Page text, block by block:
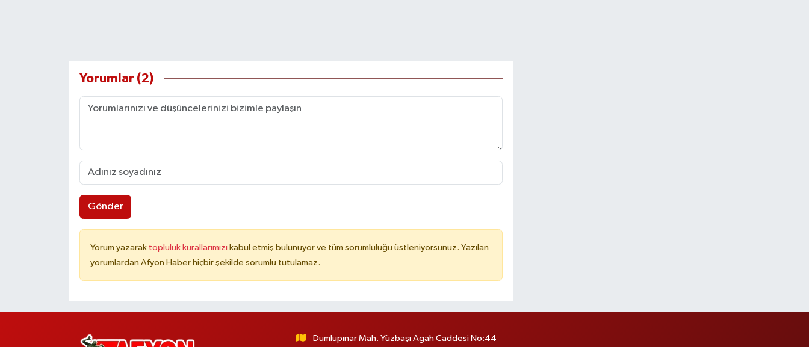
Yorumlar (2)
Gönder
Yorum yazarak topluluk kurallarımızı kabul etmiş bulunuyor ve tüm sorumluluğu üstleniyorsunuz. Yazılan
yorumlardan Afyon Haber hiçbir şekilde sorumlu tutulamaz.
Dumlupınar Mah. Yüzbaşı Agah Caddesi No:44